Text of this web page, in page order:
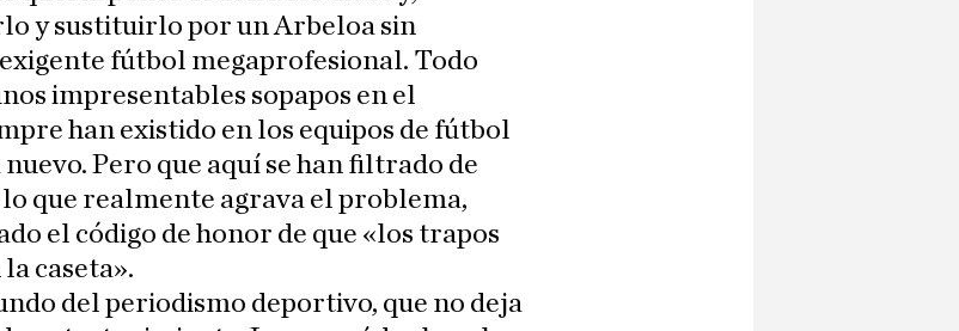
y sustituirlo por un Arbeloa sin
fútbol megaprofesional. Todo
impresentables sopapos en el
han existido en los equipos de fútbol
nuevo. Pero que aquí se han filtrado de
que realmente agrava el problema,
el código de honor de que «los trapos
caseta».
del periodismo deportivo, que no deja